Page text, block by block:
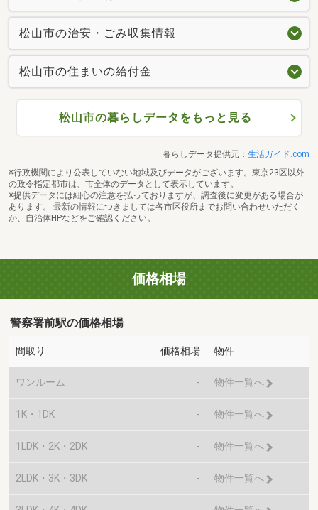
松山市の治安・ごみ収集情報
松山市の住まいの給付金
松山市の暮らしデータをもっと見る
暮らしデータ提供元： 生活ガイド.com
※行政機関により公表していない地域及びデータがございます。東京23区以外
の政令指定都市は、市全体のデータとして表示しています。
※提供データには細心の注意を払っておりますが、調査後に変更がある場合が
あります。 最新の情報につきましては各市区役所までお問い合わせいただく
か、自治体HPなどをご確認ください。
価格相場
警察署前駅の価格相場
間取り 価格相場 物件
ワンルーム - 物件一覧へ
1K・1DK - 物件一覧へ
1LDK・2K・2DK - 物件一覧へ
2LDK・3K・3DK - 物件一覧へ